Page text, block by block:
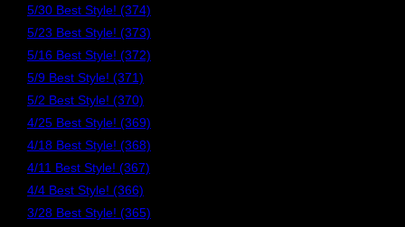
5/30 Best Style! (374)
5/23 Best Style! (373)
5/16 Best Style! (372)
5/9 Best Style! (371)
5/2 Best Style! (370)
4/25 Best Style! (369)
4/18 Best Style! (368)
4/11 Best Style! (367)
4/4 Best Style! (366)
3/28 Best Style! (365)